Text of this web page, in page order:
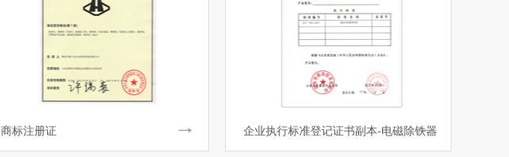
商标注册证 企业执行标准登记证书副本-电磁除铁器